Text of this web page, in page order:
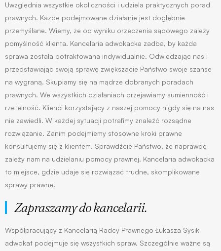
Uwzględnia wszystkie okoliczności i udziela praktycznych porad
prawnych. Każde podejmowane działanie jest dogłębnie
przemyślane. Wiemy, że od wyniku orzeczenia sądowego zależy
pomyślność klienta. Kancelaria adwokacka zadba, by każda
sprawa została potraktowana indywidualnie. Odwiedzając nas i
przedstawiając swoją sprawę zwiększacie Państwo swoje szanse
na wygraną. Skupiamy się na mądrze dobranych poradach
prawnych. We wszystkich działaniach przejawiamy sumienność i
rzetelność. Klienci korzystający z naszej pomocy nigdy się na nas
nie zawiedli. W każdej sytuacji potrafimy znaleźć rozsądne
rozwiązanie. Zanim podejmiemy stosowne kroki prawne
konsultujemy się z klientem. Sprawdźcie Państwo, że naprawdę
zależy nam na udzielaniu pomocy prawnej. Kancelaria adwokacka
to miejsce, gdzie udaje się rozwiązać trudne, skomplikowane
sprawy prawne.
Zapraszamy do kancelarii.
Współpracujący z Kancelarią Radcy Prawnego Łukasza Sysik
adwokat podejmuje się wszystkich spraw. Szczególnie ważne są